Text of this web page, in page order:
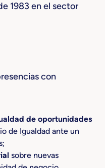
1983 en el sector
con
de oportunidades
de Igualdad ante un
sobre nuevas